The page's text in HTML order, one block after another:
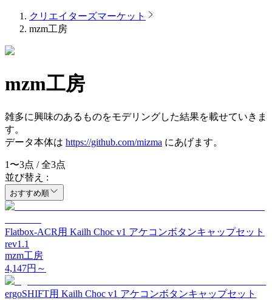
クリエイターズマーケット
mzm工房
mzm工房
雑多に興味のあるものをモデリングした結果を載せていきま
す。
データ本体は https://github.com/mizma にあげます。
1 〜3点 / 全3点
並び替え :
おすすめ順
Flatbox-ACR用 Kailh Choc v1 アケコンボタンキャップセット
rev1.1
mzm工房
4,147円～
ergoSHIFT用 Kailh Choc v1 アケコンボタンキャップセット